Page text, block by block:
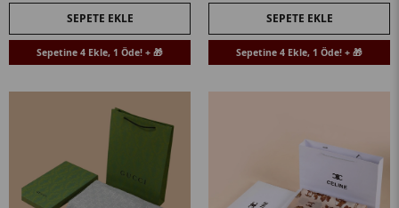
SEPETE EKLE
Sepetine 4 Ekle, 1 Öde! + 🎁
SEPETE EKLE
Sepetine 4 Ekle, 1 Öde! + 🎁